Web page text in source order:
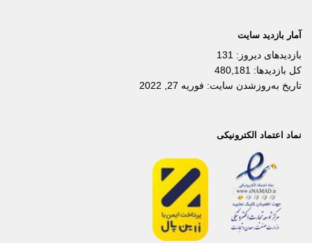
آمار بازدید سایت
بازدیدهای دیروز: 131
کل بازدیدها: 480,181
تاریخ به‌روزشدن سایت: فوریه 27, 2022
نماد اعتماد الکترونیکی